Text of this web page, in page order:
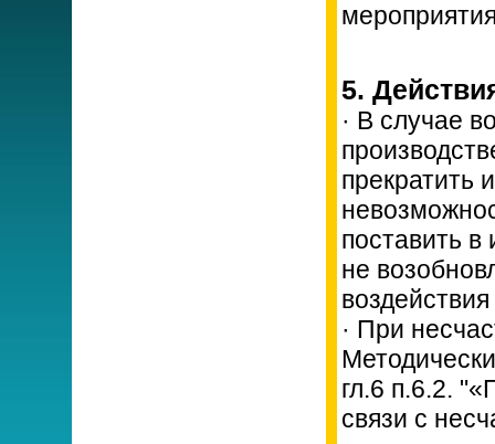
5.
· В случае
прекратить
поставить
не
· При
гл.6 п.6.2.
связи с